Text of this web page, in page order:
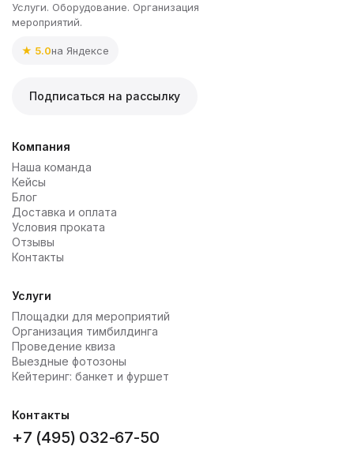
Услуги. Оборудование. Организация
мероприятий.
★ 5.0на Яндексе
Подписаться на рассылку
Компания
Наша команда
Кейсы
Блог
Доставка и оплата
Условия проката
Отзывы
Контакты
Услуги
Площадки для мероприятий
Организация тимбилдинга
Проведение квиза
Выездные фотозоны
Кейтеринг: банкет и фуршет
Контакты
+7 (495) 032-67-50